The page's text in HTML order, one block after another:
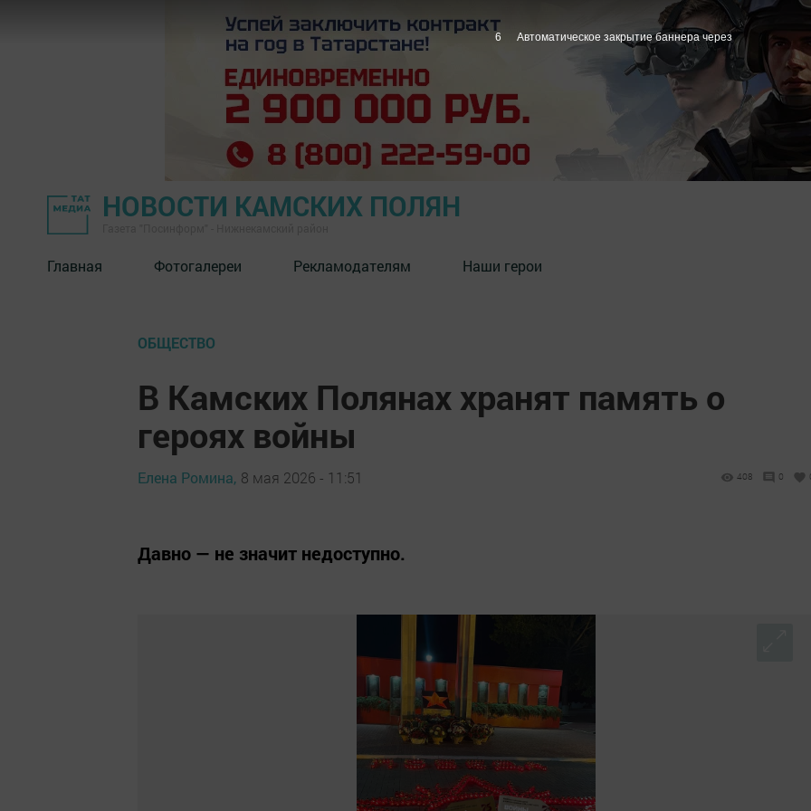
НОВОСТИ КАМСКИХ ПОЛЯН
Главная Фотогалереи Рекламодателям Наши герои
ОБЩЕСТВО
В Камских Полянах хранят память о
героях войны
Елена Ромина, 8 мая 2026 - 11:51 408 0
Давно — не значит недоступно.
4 Автоматическое закрытие баннера через